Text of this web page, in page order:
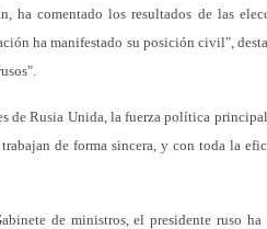
ha comentado los resultados de las
ha manifestado su posición civil",
de Rusia Unida, la fuerza política
de forma sincera, y con toda la
de ministros, el presidente ruso